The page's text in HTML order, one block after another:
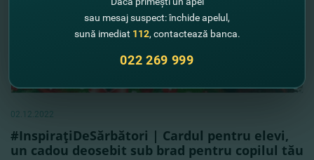
02.12.2022
#InspiraţiDeSărbători | Cardul pentru elevi,
un cadou deosebit sub brad pentru copilul tău
sau mesaj suspect: închide apelul,
sună imediat 112, contactează banca.
022 269 999